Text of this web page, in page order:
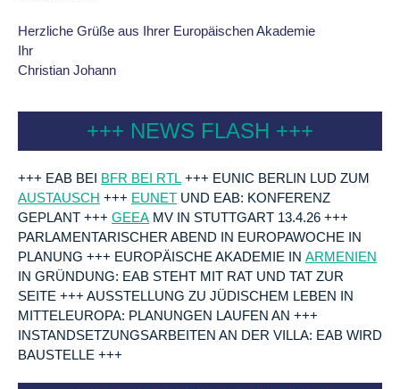
Herzliche Grüße aus Ihrer Europäischen Akademie
Ihr
Christian Johann
+++ NEWS FLASH +++
+++ EAB BEI BFR BEI RTL +++ EUNIC BERLIN LUD ZUM
AUSTAUSCH +++ EUNET UND EAB: KONFERENZ
GEPLANT +++ GEEA MV IN STUTTGART 13.4.26 +++
PARLAMENTARISCHER ABEND IN EUROPAWOCHE IN
PLANUNG +++ EUROPÄISCHE AKADEMIE IN ARMENIEN
IN GRÜNDUNG: EAB STEHT MIT RAT UND TAT ZUR
SEITE +++ AUSSTELLUNG ZU JÜDISCHEM LEBEN IN
MITTELEUROPA: PLANUNGEN LAUFEN AN +++
INSTANDSETZUNGSARBEITEN AN DER VILLA: EAB WIRD
BAUSTELLE +++